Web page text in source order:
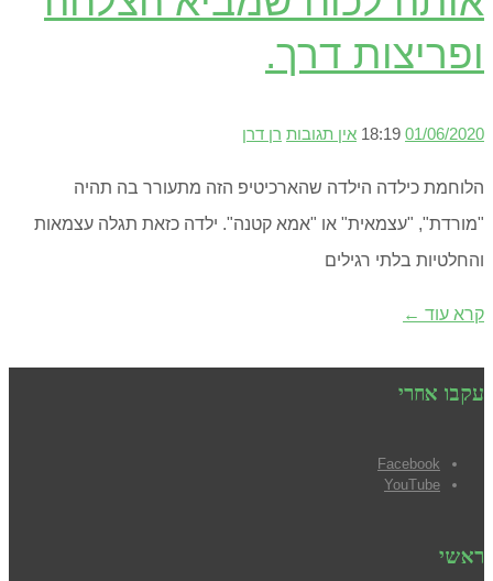
ופריצות דרך.
01/06/2020
18:19 אין תגובות רן דרן
הלוחמת כילדה הילדה שהארכיטיפ הזה מתעורר בה תהיה
"מורדת", "עצמאית" או "אמא קטנה". ילדה כזאת תגלה עצמאות
והחלטיות בלתי רגילים
קרא עוד ←
עקבו אחרי
Facebook
YouTube
ראשי